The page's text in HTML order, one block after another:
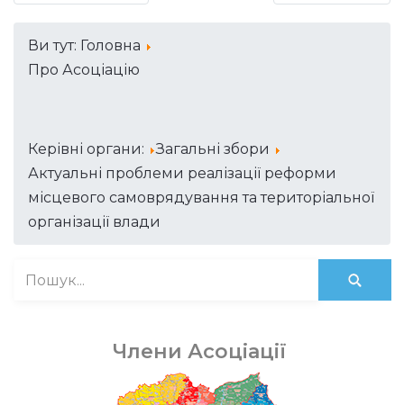
Ви тут: Головна
Про Асоціацію
Керівні органи:
Загальні збори
Актуальні проблеми реалізації реформи
місцевого самоврядування та територіальної
організації влади
Члени Асоціації